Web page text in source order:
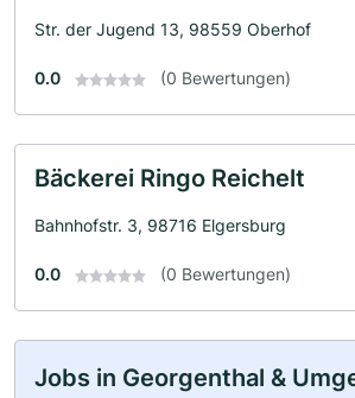
Str. der Jugend 13, 98559 Oberhof
0.0 (0 Bewertungen)
Bäckerei Ringo Reichelt
Bahnhofstr. 3, 98716 Elgersburg
0.0 (0 Bewertungen)
Jobs in Georgenthal &